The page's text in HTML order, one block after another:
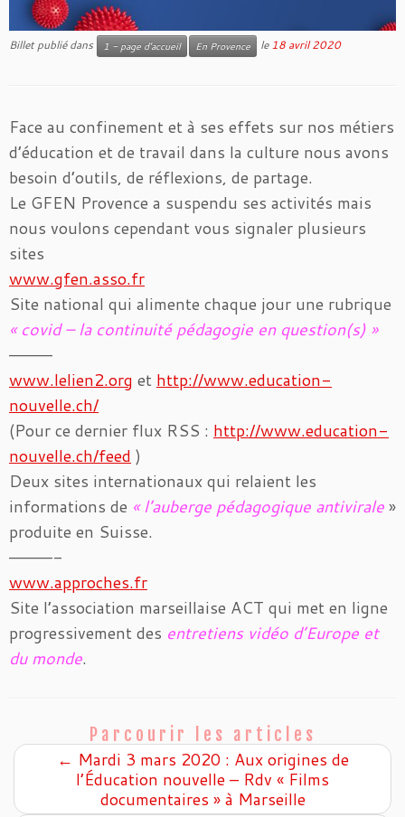
Billet publié dans 1 - page d'accueil En Provence le18 avril 2020
Face au confinement et à ses effets sur nos métiers
d’éducation et de travail dans la culture nous avons
besoin d’outils, de réflexions, de partage.
Le GFEN Provence a suspendu ses activités mais
nous voulons cependant vous signaler plusieurs
sites
www.gfen.asso.fr
Site national qui alimente chaque jour une rubrique
« covid – la continuité pédagogie en question(s) »
————
www.lelien2.org et http://www.education-
nouvelle.ch/
(Pour ce dernier flux RSS : http://www.education-
nouvelle.ch/feed )
Deux sites internationaux qui relaient les
informations de « l’auberge pédagogique antivirale»
produite en Suisse.
————-
www.approches.fr
Site l’association marseillaise ACT qui met en ligne
progressivement des entretiens vidéo d’Europe et
du monde.
Parcourir les articles
← Mardi 3 mars 2020 : Aux origines de
l’Éducation nouvelle – Rdv « Films
documentaires » à Marseille